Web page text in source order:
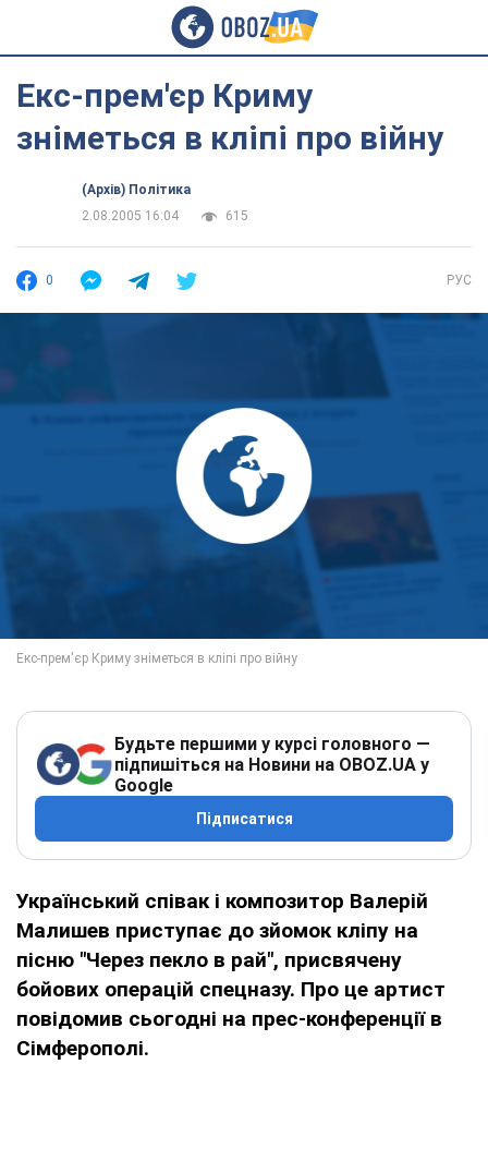
Екс-прем'єр Криму
зніметься в кліпі про війну
(Архів) Політика
2.08.2005 16:04
615
0 РУС
Будьте першими у курсі головного —
підпишіться на Новини на OBOZ.UA у
Google
Підписатися
Український співак і композитор Валерій
Малишев приступає до зйомок кліпу на
пісню "Через пекло в рай", присвячену
бойових операцій спецназу. Про це артист
повідомив сьогодні на прес-конференції в
Сімферополі.